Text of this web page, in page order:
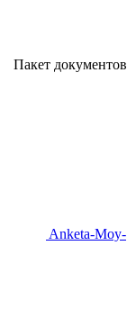
Пакет документов
Anketa-Moy-